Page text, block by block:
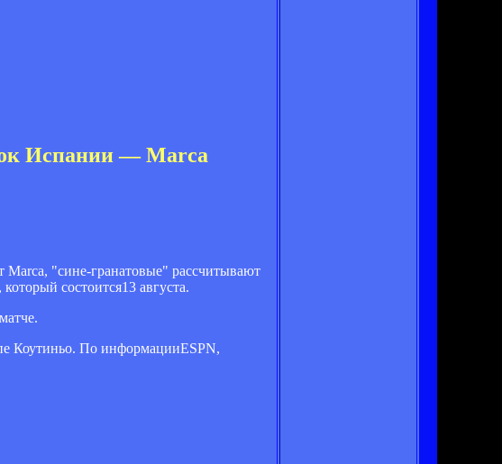
Испании — Marca
Marca, "сине-гранатовые" рассчитывают
состоится13 августа.
Коутиньо. По информацииESPN,